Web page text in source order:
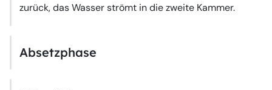
zurück, das Wasser strömt in die zweite Kammer.
Absetzphase